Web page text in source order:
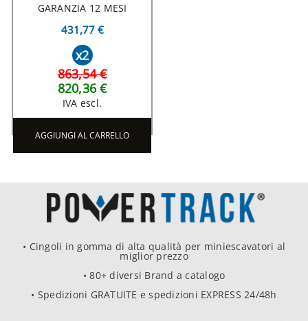
GARANZIA 12 MESI
431,77 €
x2
863,54 €
820,36 €
IVA escl.
AGGIUNGI AL CARRELLO
• Cingoli in gomma di alta qualità per miniescavatori al
miglior prezzo
• 80+ diversi Brand a catalogo
• Spedizioni GRATUITE e spedizioni EXPRESS 24/48h